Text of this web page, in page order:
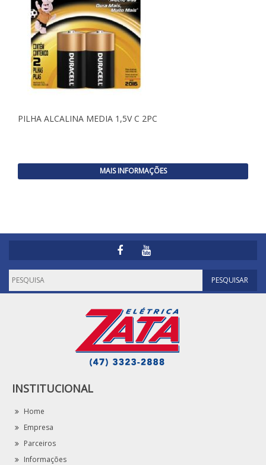
PILHA ALCALINA MEDIA 1,5V C 2PC
MAIS INFORMAÇÕES
INSTITUCIONAL
Home
Empresa
Parceiros
Informações